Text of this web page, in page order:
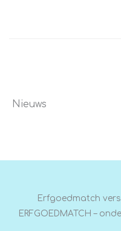
Nieuws
Erfgoedmatch
ERFGOEDMATCH –